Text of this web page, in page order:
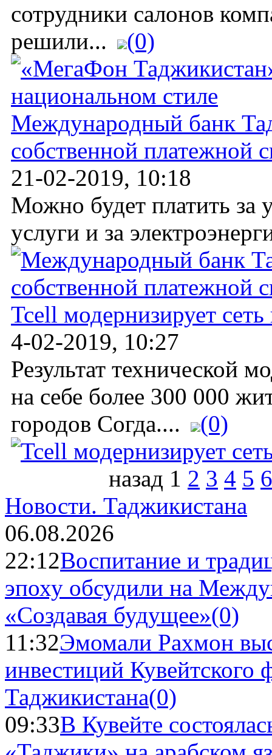
сотрудники салонов
решили...
(0)
Международный банк
собственной платежной
21-02-2019, 10:18
Можно будет платить за
услуги и за
Tcell модернизирует
4-02-2019, 10:27
Результат технической
на себе более 300 000
городов Согда....
(0)
назад 1 2 3 4 5 6
Новости. Таджикистана
06.08.2026
22:12Воспитание и
эпоху обсудили на
«Создавая будущее»(0)
11:32Эмомали Рахмон
инвестиций Кувейтского
Таджикистана(0)
09:33В Кувейте